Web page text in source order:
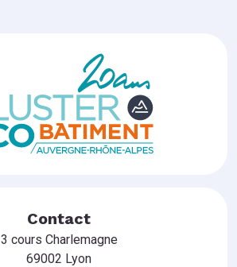
Contact
3 cours Charlemagne
69002 Lyon